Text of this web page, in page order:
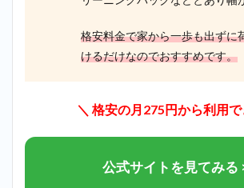
格安料金で家から一歩も出ずに
けるだけなのでおすすめです。
＼ 格安の月275円から利用で
公式サイトを見てみる